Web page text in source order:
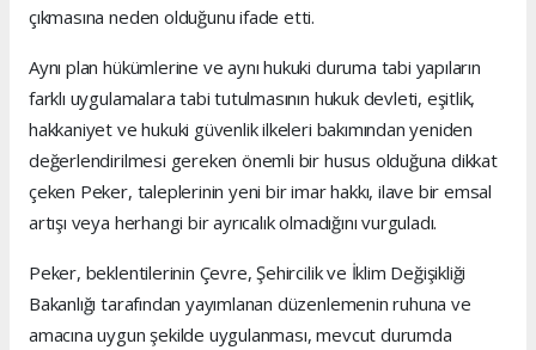
çıkmasına neden olduğunu ifade etti.
Aynı plan hükümlerine ve aynı hukuki duruma tabi yapıların
farklı uygulamalara tabi tutulmasının hukuk devleti, eşitlik,
hakkaniyet ve hukuki güvenlik ilkeleri bakımından yeniden
değerlendirilmesi gereken önemli bir husus olduğuna dikkat
çeken Peker, taleplerinin yeni bir imar hakkı, ilave bir emsal
artışı veya herhangi bir ayrıcalık olmadığını vurguladı.
Peker, beklentilerinin Çevre, Şehircilik ve İklim Değişikliği
Bakanlığı tarafından yayımlanan düzenlemenin ruhuna ve
amacına uygun şekilde uygulanması, mevcut durumda